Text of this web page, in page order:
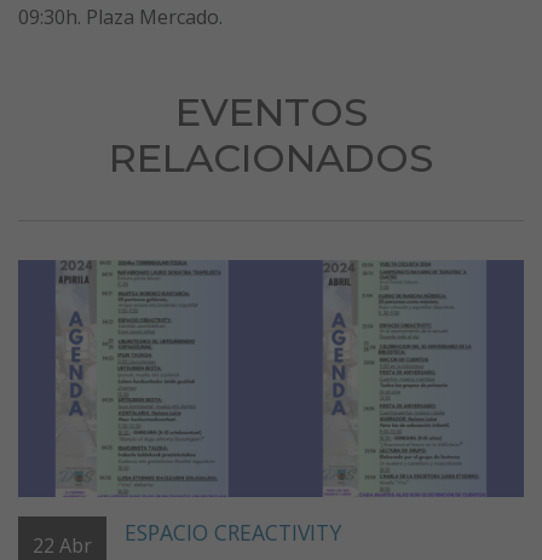
09:30h. Plaza Mercado.
EVENTOS
RELACIONADOS
22 Abr ESPACIO CREACTIVITY